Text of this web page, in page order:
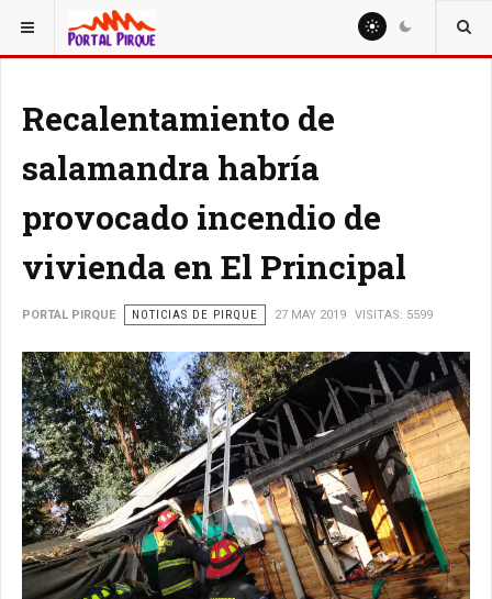
ESTÁ AQUÍ: NOTICIAS
Recalentamiento de
salamandra habría
provocado incendio de
vivienda en El Principal
PORTAL PIRQUE NOTICIAS DE PIRQUE 27 MAY 2019 VISITAS: 5599